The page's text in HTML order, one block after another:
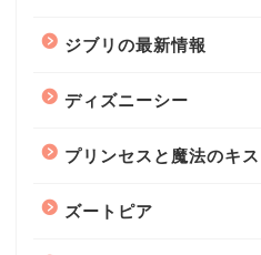
ジブリの最新情報
ディズニーシー
プリンセスと魔法のキス
ズートピア